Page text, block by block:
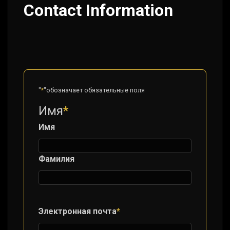
Contact Information
"*"обозначает обязательные поля
Имя*
Имя
Фамилия
Электронная почта*